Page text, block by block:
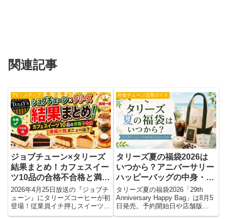
関連記事
TV・メディア
ジョブチューン×タリーズ
結果まとめ！カフェスイー
ツ10品の合格不合格と満場
一致メニューは？
2026年4月25日放送の『ジョブチ
ューン』にタリーズコーヒーが初
登場！従業員イチ押しスイーツ
TOP10のジャッジ結果（合格・
外食チェーン活用ガイド
タリーズ夏の福袋2026は
いつから？アニバーサリー
ハッピーバッグの中身・予
約・ドリンクチケットまと
め
タリーズ夏の福袋2026「29th
Anniversary Happy Bag」は8月5
日発売。予約開始日や店舗版
5,500円の中身、公式オンライ